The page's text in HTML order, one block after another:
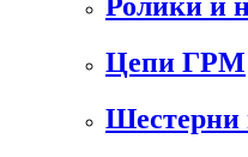
Цепи ГРМ
Шестерни